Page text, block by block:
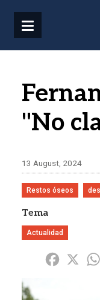
"No
13 August, 2024
Restos óseos
Tema
Actualidad
Share Facebook
X
Imagen